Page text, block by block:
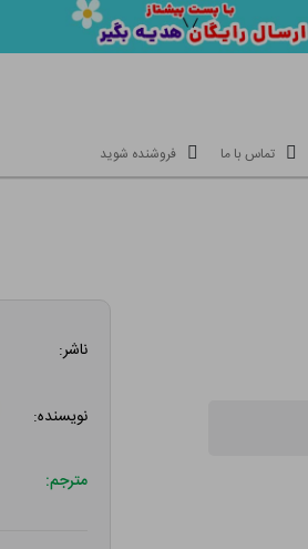
تماس با ما فروشنده شوید
ناشر:
نویسنده:
مترجم: